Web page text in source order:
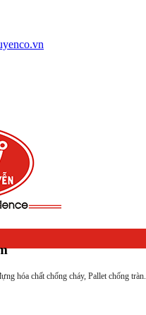
hóa chất chống cháy, Pallet chống tràn...